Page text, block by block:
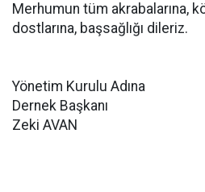
Merhumun tüm akrabalarına,
dostlarına, başsağlığı dileriz.
Yönetim Kurulu Adına
Dernek Başkanı
Zeki AVAN